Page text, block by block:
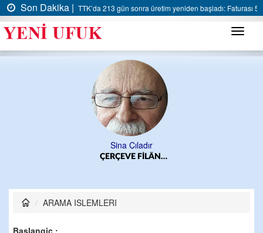
Son Dakika | TTK’da 213 gün sonra üretim yeniden başladı: Faturası 5
Menü
Sina Çıladır
ÇERÇEVE FİLÂN…
ARAMA ISLEMLERI
Baslangic :